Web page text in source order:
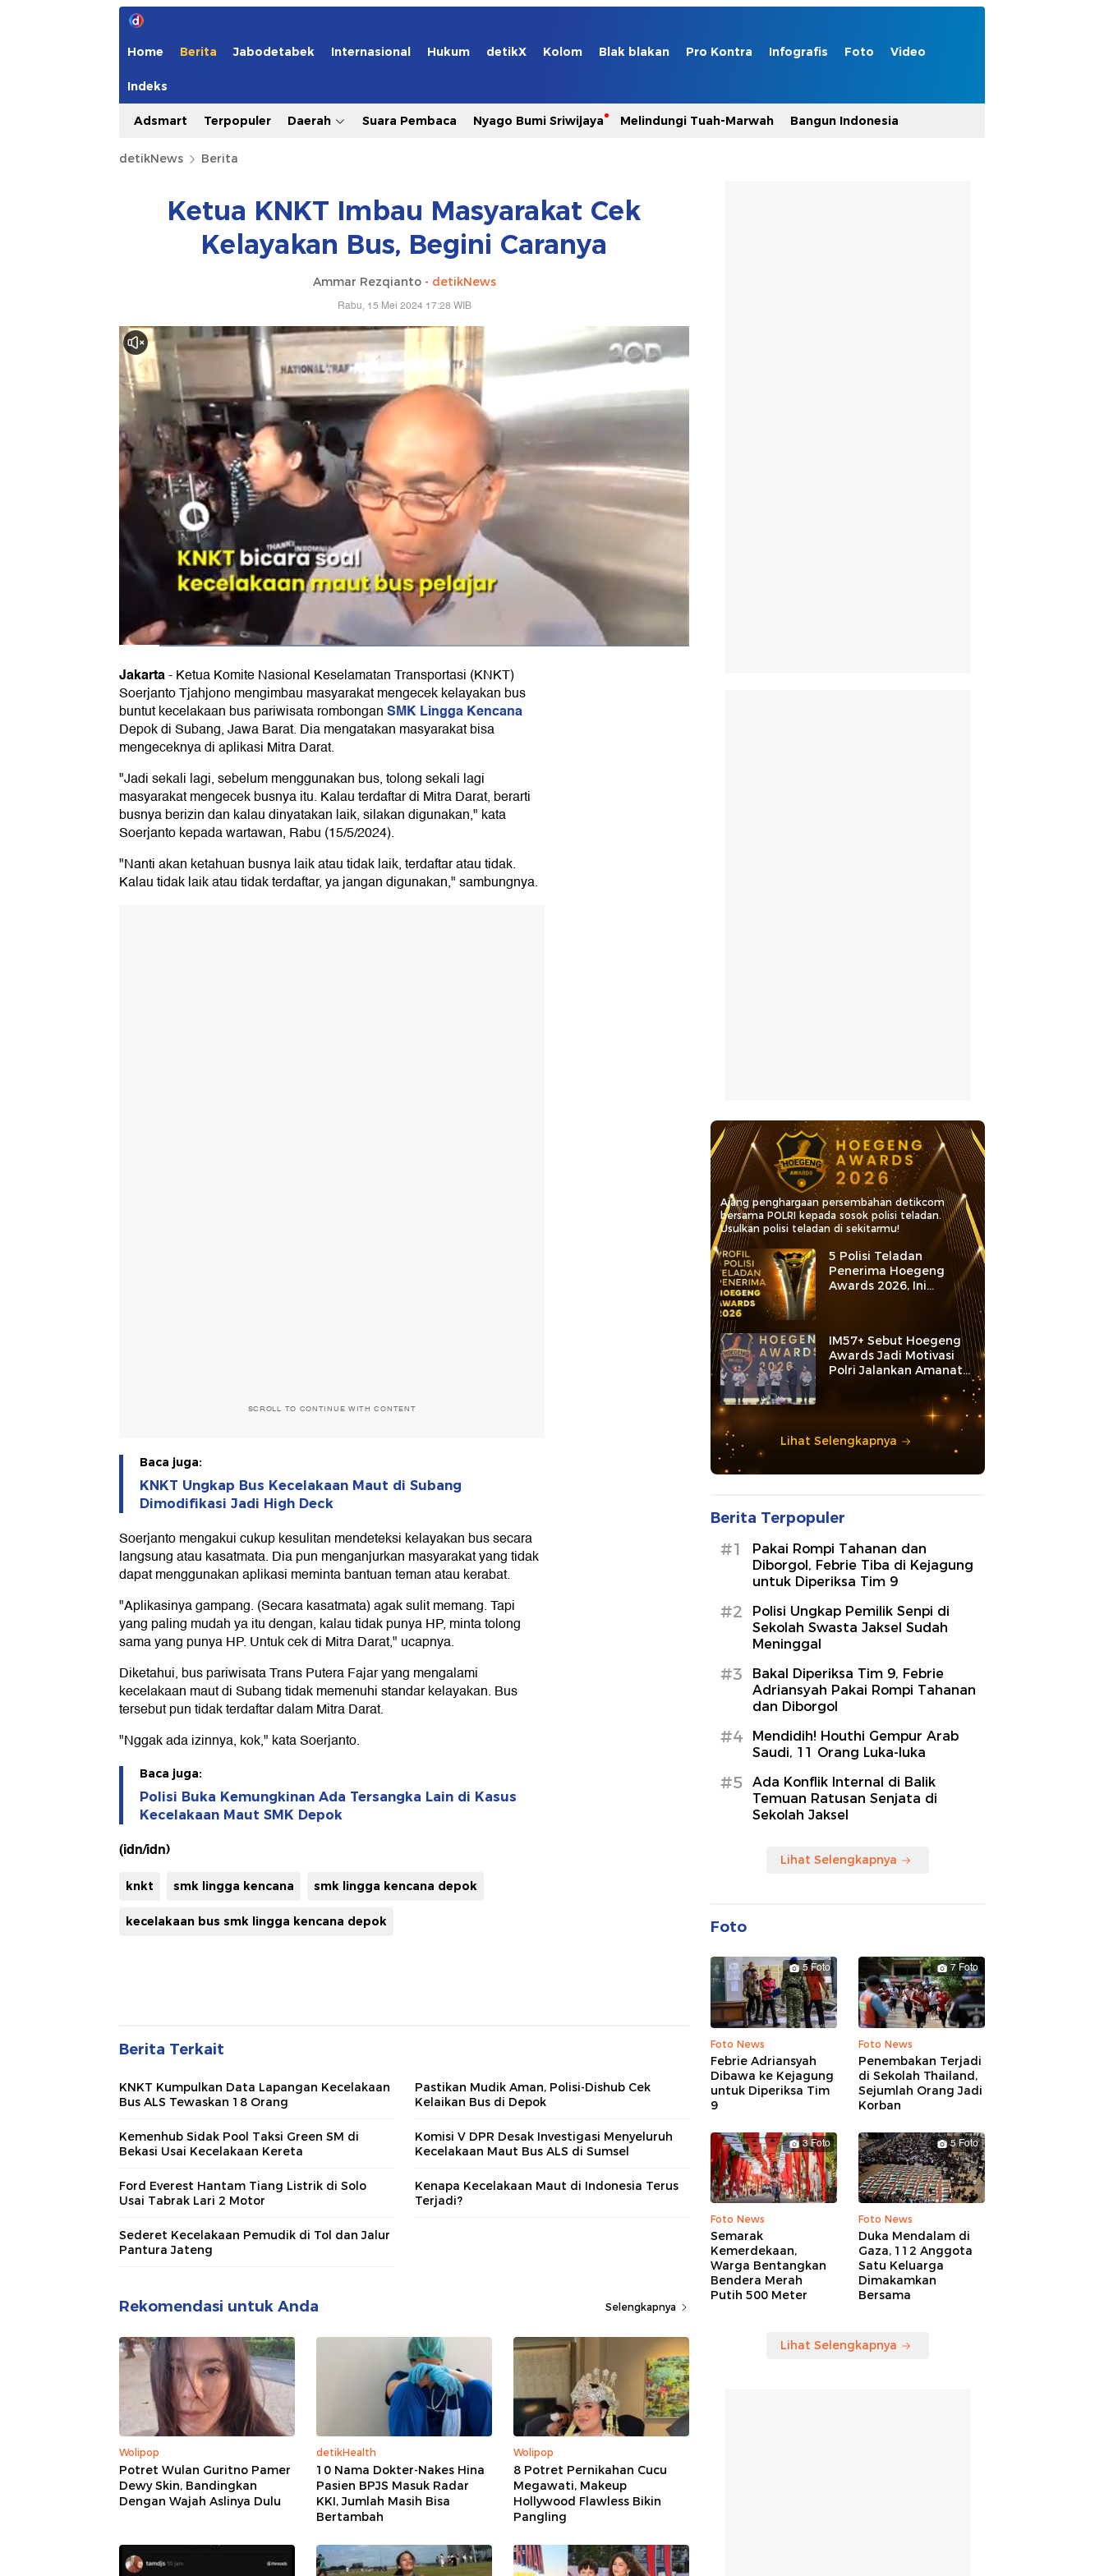
Home Berita Jabodetabek Internasional Hukum detikX Kolom Blak blakan Pro Kontra Infografis Foto Video
Indeks
Adsmart Terpopuler Daerah Suara Pembaca Nyago Bumi Sriwijaya Melindungi Tuah-Marwah Bangun Indonesia
detikNews Berita
Ketua KNKT Imbau Masyarakat Cek
Kelayakan Bus, Begini Caranya
Ammar Rezqianto - detikNews
Rabu, 15 Mei 2024 17:28 WIB
Jakarta-Ketua Komite Nasional Keselamatan Transportasi (KNKT)
Soerjanto Tjahjono mengimbau masyarakat mengecek kelayakan bus
buntut kecelakaan bus pariwisata rombonganSMK Lingga Kencana
Depok di Subang, Jawa Barat. Dia mengatakan masyarakat bisa
mengeceknya di aplikasi Mitra Darat.
"Jadi sekali lagi, sebelum menggunakan bus, tolong sekali lagi
masyarakat mengecek busnya itu. Kalau terdaftar di Mitra Darat, berarti
busnya berizin dan kalau dinyatakan laik, silakan digunakan," kata
Soerjanto kepada wartawan, Rabu (15/5/2024).
"Nanti akan ketahuan busnya laik atau tidak laik, terdaftar atau tidak.
Kalau tidak laik atau tidak terdaftar, ya jangan digunakan," sambungnya.
SCROLL TO CONTINUE WITH CONTENT
Baca juga:
KNKT Ungkap Bus Kecelakaan Maut di Subang
Dimodifikasi Jadi High Deck
Soerjanto mengakui cukup kesulitan mendeteksi kelayakan bus secara
langsung atau kasatmata. Dia pun menganjurkan masyarakat yang tidak
dapat menggunakan aplikasi meminta bantuan teman atau kerabat.
"Aplikasinya gampang. (Secara kasatmata) agak sulit memang. Tapi
yang paling mudah ya itu dengan, kalau tidak punya HP, minta tolong
sama yang punya HP. Untuk cek di Mitra Darat," ucapnya.
Diketahui, bus pariwisata Trans Putera Fajar yang mengalami
kecelakaan maut di Subang tidak memenuhi standar kelayakan. Bus
tersebut pun tidak terdaftar dalam Mitra Darat.
"Nggak ada izinnya, kok," kata Soerjanto.
Baca juga:
Polisi Buka Kemungkinan Ada Tersangka Lain di Kasus
Kecelakaan Maut SMK Depok
(idn/idn)
knkt smk lingga kencana smk lingga kencana depok
kecelakaan bus smk lingga kencana depok
Berita Terkait
KNKT Kumpulkan Data Lapangan Kecelakaan
Bus ALS Tewaskan 18 Orang
Pastikan Mudik Aman, Polisi-Dishub Cek
Kelaikan Bus di Depok
Kemenhub Sidak Pool Taksi Green SM di
Bekasi Usai Kecelakaan Kereta
Komisi V DPR Desak Investigasi Menyeluruh
Kecelakaan Maut Bus ALS di Sumsel
Ford Everest Hantam Tiang Listrik di Solo
Usai Tabrak Lari 2 Motor
Kenapa Kecelakaan Maut di Indonesia Terus
Terjadi?
Sederet Kecelakaan Pemudik di Tol dan Jalur
Pantura Jateng
Rekomendasi untuk Anda Selengkapnya
Wolipop
Potret Wulan Guritno Pamer
Dewy Skin, Bandingkan
Dengan Wajah Aslinya Dulu
detikHealth
10 Nama Dokter-Nakes Hina
Pasien BPJS Masuk Radar
KKI, Jumlah Masih Bisa
Bertambah
Wolipop
8 Potret Pernikahan Cucu
Megawati, Makeup
Hollywood Flawless Bikin
Pangling
Ajang penghargaan persembahan detikcom
bersama POLRI kepada sosok polisi teladan.
Usulkan polisi teladan di sekitarmu!
5 Polisi Teladan
Penerima Hoegeng
Awards 2026, Ini
Kategori dan Kiprahnya
IM57+ Sebut Hoegeng
Awards Jadi Motivasi
Polri Jalankan Amanat
Lihat Selengkapnya
Berita Terpopuler
#1
Pakai Rompi Tahanan dan
Diborgol, Febrie Tiba di Kejagung
untuk Diperiksa Tim 9
#2
Polisi Ungkap Pemilik Senpi di
Sekolah Swasta Jaksel Sudah
Meninggal
#3
Bakal Diperiksa Tim 9, Febrie
Adriansyah Pakai Rompi Tahanan
dan Diborgol
#4
Mendidih! Houthi Gempur Arab
Saudi, 11 Orang Luka-luka
#5
Ada Konflik Internal di Balik
Temuan Ratusan Senjata di
Sekolah Jaksel
Lihat Selengkapnya
Foto
5 Foto
Foto News
Febrie Adriansyah
Dibawa ke Kejagung
untuk Diperiksa Tim
9
7 Foto
Foto News
Penembakan Terjadi
di Sekolah Thailand,
Sejumlah Orang Jadi
Korban
3 Foto
Foto News
Semarak
Kemerdekaan,
Warga Bentangkan
Bendera Merah
Putih 500 Meter
5 Foto
Foto News
Duka Mendalam di
Gaza, 112 Anggota
Satu Keluarga
Dimakamkan
Bersama
Lihat Selengkapnya